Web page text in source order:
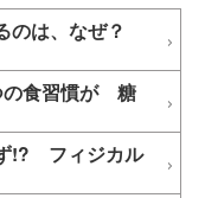
のは、なぜ？
の食習慣が 糖
!? フィジカル